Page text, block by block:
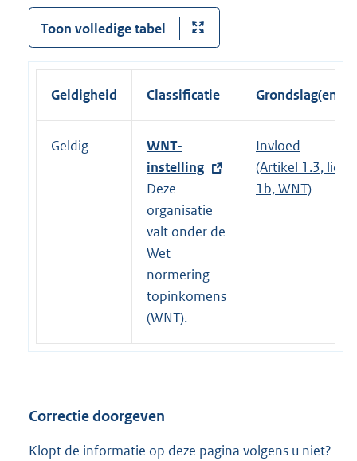
Toon volledige tabel
Geldigheid Classificatie Grondslag(en)
Geldig
E
x
t
e
r
n
e
l
i
n
WNT-
instelling
Deze
organisatie
valt onder de
Wet
normering
topinkomens
(WNT).
Invloed
(Artikel 1.3, lid
1b, WNT)
Correctie doorgeven
Klopt de informatie op deze pagina volgens u niet?